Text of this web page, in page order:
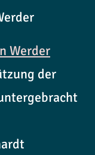
Werder
der